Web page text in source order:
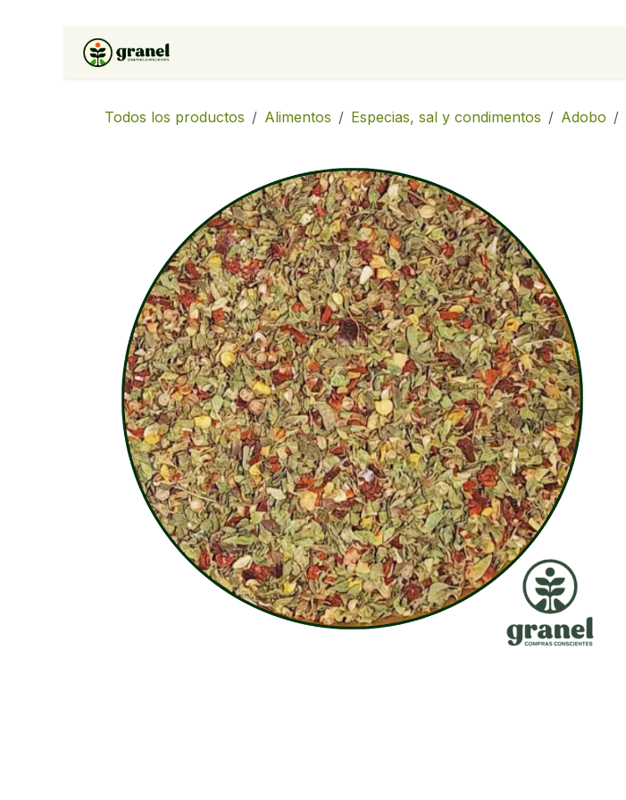
Ir al contenido
Todos los productos Alimentos Especias, sal y condimentos Adobo